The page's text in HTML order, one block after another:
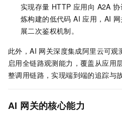
实现存量 HTTP 应用向 A2A
炼构建的低代码 AI 应用，AI
展二次鉴权机制。
此外，AI 网关深度集成阿里云可
启用全链路观测能力，覆盖从应用
整调用链路，实现端到端的追踪与故
AI 网关的核心能力